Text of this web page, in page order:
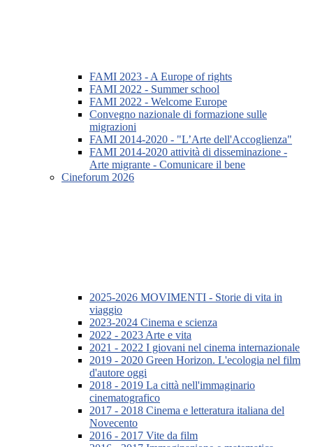
FAMI 2023 - A Europe of rights
FAMI 2022 - Summer school
FAMI 2022 - Welcome Europe
Convegno nazionale di formazione sulle
migrazioni
FAMI 2014-2020 - "L’Arte dell'Accoglienza"
FAMI 2014-2020 attività di disseminazione -
Arte migrante - Comunicare il bene
Cineforum 2026
2025-2026 MOVIMENTI - Storie di vita in
viaggio
2023-2024 Cinema e scienza
2022 - 2023 Arte e vita
2021 - 2022 I giovani nel cinema internazionale
2019 - 2020 Green Horizon. L'ecologia nel film
d'autore oggi
2018 - 2019 La città nell'immaginario
cinematografico
2017 - 2018 Cinema e letteratura italiana del
Novecento
2016 - 2017 Vite da film